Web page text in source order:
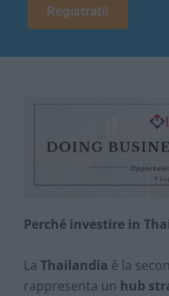
Registrati!
Perché investire in
La Thailandia è la
rappresenta un hub